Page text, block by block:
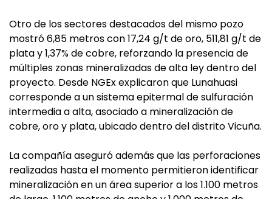
Otro de los sectores destacados del mismo pozo
mostró 6,85 metros con 17,24 g/t de oro, 511,81 g/t de
plata y 1,37% de cobre, reforzando la presencia de
múltiples zonas mineralizadas de alta ley dentro del
proyecto. Desde NGEx explicaron que Lunahuasi
corresponde a un sistema epitermal de sulfuración
intermedia a alta, asociado a mineralización de
cobre, oro y plata, ubicado dentro del distrito Vicuña.
La compañía aseguró además que las perforaciones
realizadas hasta el momento permitieron identificar
mineralización en un área superior a los 1.100 metros